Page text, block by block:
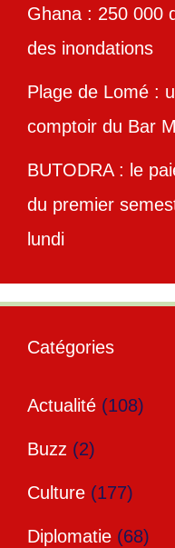
Ghana : 250 000
des inondations
Plage de Lomé :
comptoir du Bar
BUTODRA : le
du premier
lundi
Catégories
Actualité (108)
Buzz (2)
Culture (177)
Diplomatie (68)